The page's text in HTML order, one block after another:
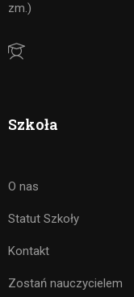
zm.)
Szkoła
O nas
Statut Szkoły
Kontakt
Zostań nauczycielem